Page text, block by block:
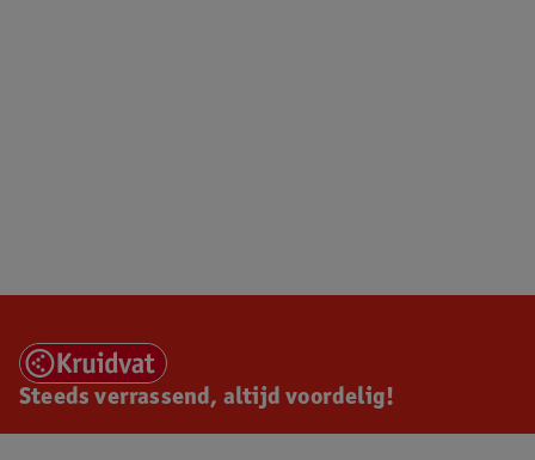
Steeds verrassend, altijd voordelig!